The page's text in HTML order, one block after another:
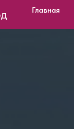
Главная